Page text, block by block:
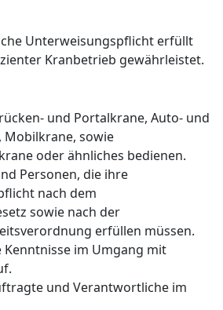
Unterweisungspflicht erfüllt
Kranbetrieb gewährleistet.
und Portalkrane, Auto- und
Mobilkrane, sowie
oder ähnliches bedienen.
Personen, die ihre
nach dem
sowie nach der
erfüllen müssen.
Kenntnisse im Umgang mit
und Verantwortliche im